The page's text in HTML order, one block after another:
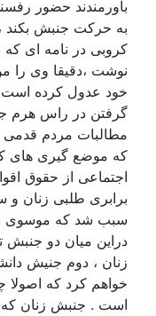
باورمندند حضور
به حرکت جنبش بکند
کروبی در نامه ای
نوشت ،دقیقا وی را
خود عدول کرده است
گرفتن در راس هرم
مطالبات مردم
که موضع گیری های
اجتماعی از حقوق
برابری طلبی زنان و
سبب شد که موسوی
دراین میان دو جنبش
زنان ، دوم جنیش
خواهم کرد که اصولا
است . جنبش زنان که